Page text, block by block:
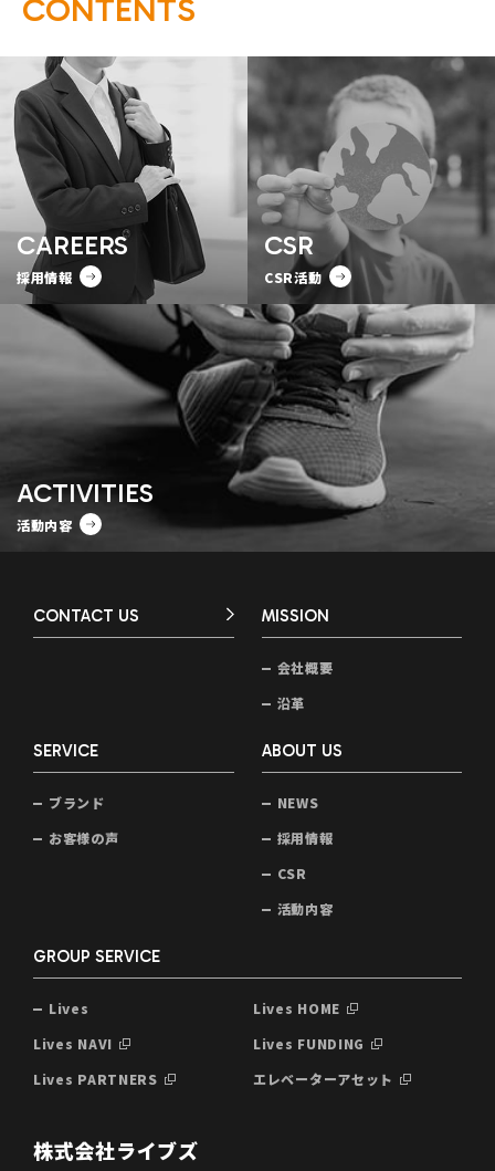
CONTENTS
CAREERS
採用情報
CSR
CSR活動
ACTIVITIES
活動内容
CONTACT US MISSION
会社概要
沿革
SERVICE
ブランド
お客様の声
ABOUT US
NEWS
採用情報
CSR
活動内容
GROUP SERVICE
Lives
Lives HOME
Lives NAVI
Lives FUNDING
Lives PARTNERS
エレベーターアセット
株式会社ライブズ